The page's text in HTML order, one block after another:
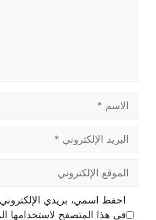
الاسم
البريد
الإلكتروني
الموقع
الإلكتروني
احفظ اسمي، بريدي
في هذا المتصفح لاستخدامها